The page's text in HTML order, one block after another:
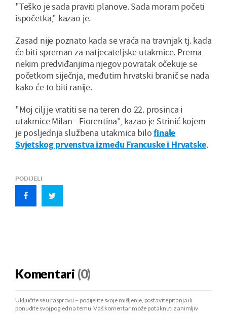
"Teško je sada praviti planove. Sada moram početi
ispočetka," kazao je.
Zasad nije poznato kada se vraća na travnjak tj. kada
će biti spreman za natjecateljske utakmice. Prema
nekim predviđanjima njegov povratak očekuje se
početkom siječnja, međutim hrvatski branič se nada
kako će to biti ranije.
"Moj cilj je vratiti se na teren do 22. prosinca i
utakmice Milan - Fiorentina", kazao je Strinić kojem
je posljednja službena utakmica bilofinale
Svjetskog prvenstva između Francuske i Hrvatske.
PODIJELI
Komentari (0)
Uključite se u raspravu – podijelite svoje mišljenje, postavite pitanja ili
ponudite svoj pogled na temu. Vaš komentar može potaknuti zanimljiv